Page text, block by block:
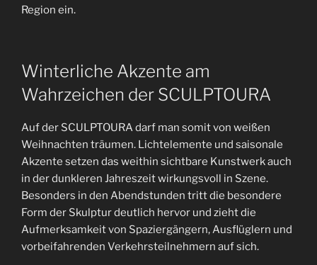
Region ein.
Winterliche Akzente am
Wahrzeichen der SCULPTOURA
Auf der SCULPTOURA darf man somit von weißen
Weihnachten träumen. Lichtelemente und saisonale
Akzente setzen das weithin sichtbare Kunstwerk auch
in der dunkleren Jahreszeit wirkungsvoll in Szene.
Besonders in den Abendstunden tritt die besondere
Form der Skulptur deutlich hervor und zieht die
Aufmerksamkeit von Spaziergängern, Ausflüglern und
vorbeifahrenden Verkehrsteilnehmern auf sich.